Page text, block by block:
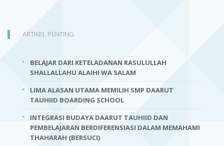
ARTIKEL PENTING
BELAJAR DARI KETELADANAN RASULULLAH
SHALLALLAHU ALAIHI WA SALAM
LIMA ALASAN UTAMA MEMILIH SMP DAARUT
TAUHIID BOARDING SCHOOL
INTEGRASI BUDAYA DAARUT TAUHIID DAN
PEMBELAJARAN BERDIFERENSIASI DALAM MEMAHAMI
THAHARAH (BERSUCI)